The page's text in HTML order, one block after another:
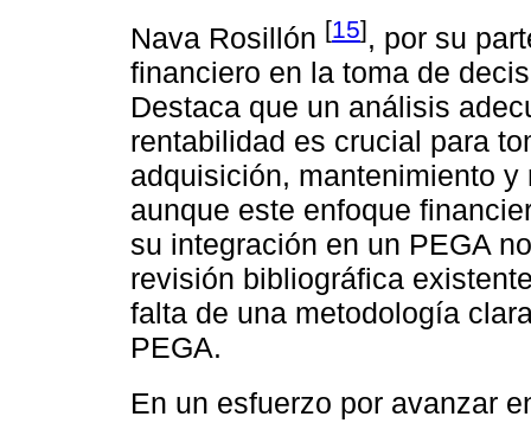
Nava Rosillón [15], por su
financiero en la toma de
Destaca que un análisis
rentabilidad es crucial para
adquisición, mantenimiento
aunque este enfoque
su integración en un PEGA
revisión bibliográfica
falta de una metodología
PEGA.
En un esfuerzo por avanzar